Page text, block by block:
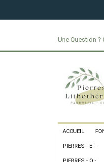
Une Question ?
ACCUEIL
PIERRES - E -
PIERRES - Q -